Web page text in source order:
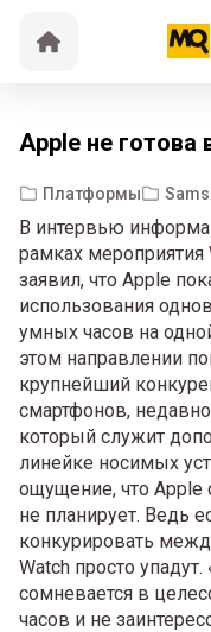
Apple не готова
Платформы
В интервью
рамках мероприятия
заявил, что Apple
использования
умных часов на
этом направлении
крупнейший
смартфонов,
который служит
линейке носимых
ощущение, что Apple
не планирует. Ведь
конкурировать
Watch просто
сомневается в
часов и не